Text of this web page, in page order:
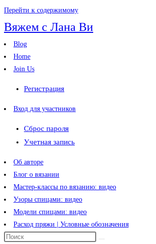
Перейти к содержимому
Вяжем с Лана Ви
Blog
Home
Join Us
Регистрация
Вход для участников
Сброс пароля
Учетная запись
Об авторе
Блог о вязании
Мастер-классы по вязанию: видео
Узоры спицами: видео
Модели спицами: видео
Расход пряжи | Условные обозначения